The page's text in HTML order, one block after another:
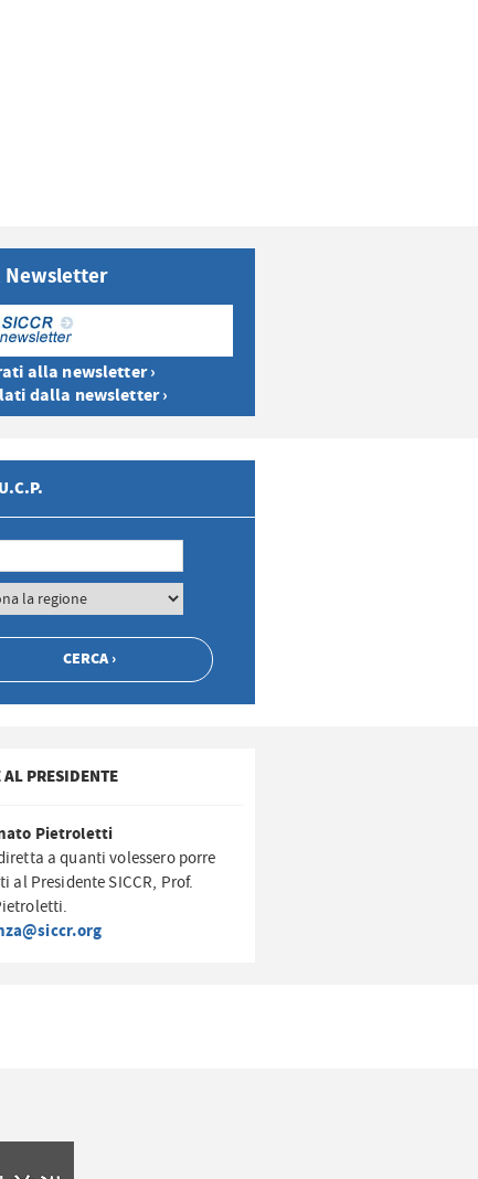
Newsletter
alla newsletter ›
dalla newsletter ›
AL PRESIDENTE
Pietroletti
a quanti volessero porre
al Presidente SICCR, Prof.